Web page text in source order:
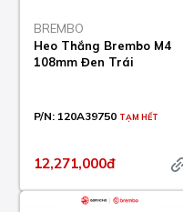
BREMBO
Heo Thắng Brembo M4
108mm Đen Trái
P/N: 120A39750 TẠM HẾT
12,271,000đ